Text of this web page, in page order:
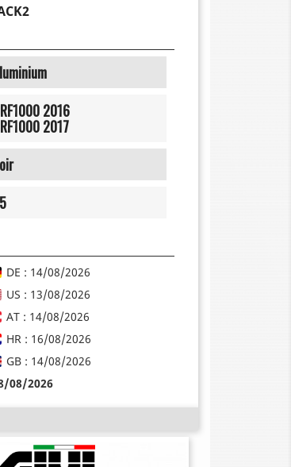
2016
2017
DE : 14/08/2026
US : 13/08/2026
AT : 14/08/2026
HR : 16/08/2026
GB : 14/08/2026
08/2026